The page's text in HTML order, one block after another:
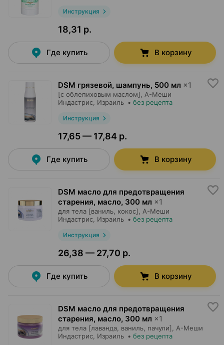
Инструкция
18,31 р.
Где купить В корзину
DSM грязевой, шампунь, 500 мл ×1
[с облепиховым маслом],
А-Меши
Индастрис , Израиль • без рецепта
Инструкция
17,65 — 17,84 р.
Где купить В корзину
DSM масло для предотвращения
старения, масло, 300 мл ×1
для тела [ваниль, кокос],
А-Меши
Индастрис , Израиль • без рецепта
Инструкция
26,38 — 27,70 р.
Где купить В корзину
DSM масло для предотвращения
старения, масло, 300 мл ×1
для тела [лаванда, ваниль, пачули],
А-Меши
Индастрис , Израиль • без рецепта